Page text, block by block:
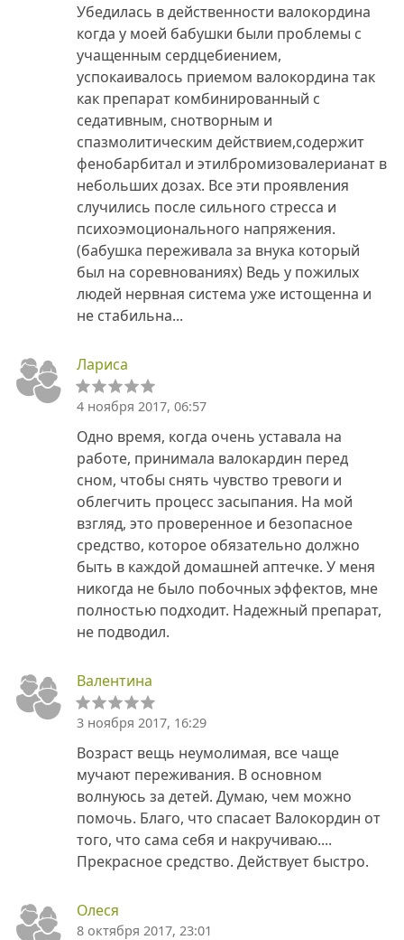
Убедилась в действенности валокордина
когда у моей бабушки были проблемы с
учащенным сердцебиением,
успокаивалось приемом валокордина так
как препарат комбинированный с
седативным, снотворным и
спазмолитическим действием,содержит
фенобарбитал и этилбромизовалерианат в
небольших дозах. Все эти проявления
случились после сильного стресса и
психоэмоционального напряжения.
(бабушка переживала за внука который
был на соревнованиях) Ведь у пожилых
людей нервная система уже истощенна и
не стабильна...
Лариса
4 ноября 2017, 06:57
Одно время, когда очень уставала на
работе, принимала валокардин перед
сном, чтобы снять чувство тревоги и
облегчить процесс засыпания. На мой
взгляд, это проверенное и безопасное
средство, которое обязательно должно
быть в каждой домашней аптечке. У меня
никогда не было побочных эффектов, мне
полностью подходит. Надежный препарат,
не подводил.
Валентина
3 ноября 2017, 16:29
Возраст вещь неумолимая, все чаще
мучают переживания. В основном
волнуюсь за детей. Думаю, чем можно
помочь. Благо, что спасает Валокордин от
того, что сама себя и накручиваю....
Прекрасное средство. Действует быстро.
Олеся
8 октября 2017, 23:01